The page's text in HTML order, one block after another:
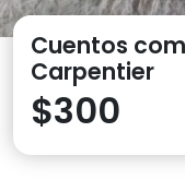
Cuentos
Carpentier
$300